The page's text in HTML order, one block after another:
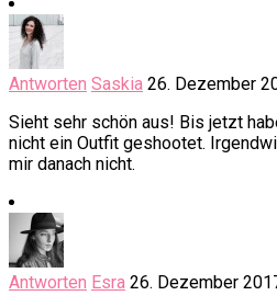
Antworten Saskia 26. Dezember
Sieht sehr schön aus! Bis jetzt
nicht ein Outfit geshootet.
mir danach nicht.
Antworten Esra 26. Dezember